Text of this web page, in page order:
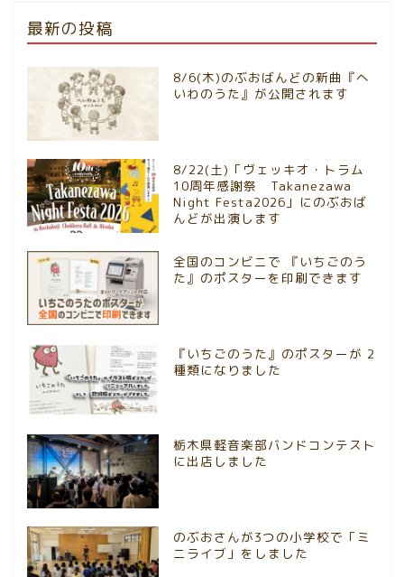
最新の投稿
8/6(木)のぶおばんどの新曲『へ
いわのうた』が公開されます
8/22(土)「ヴェッキオ・トラム
10周年感謝祭 Takanezawa
Night Festa2026」にのぶおば
んどが出演します
全国のコンビニで 『いちごのう
た』のポスターを印刷できます
『いちごのうた』のポスターが 2
種類になりました
栃木県軽音楽部バンドコンテスト
に出店しました
のぶおさんが3つの小学校で「ミ
ニライブ」をしました